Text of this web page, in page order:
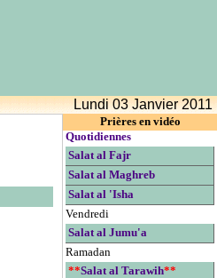
Lundi 03 Janvier 2011
Prières en vidéo
Quotidiennes
Salat al Fajr
Salat al Maghreb
Salat al 'Isha
Vendredi
Salat al Jumu'a
Ramadan
**Salat al Tarawih**